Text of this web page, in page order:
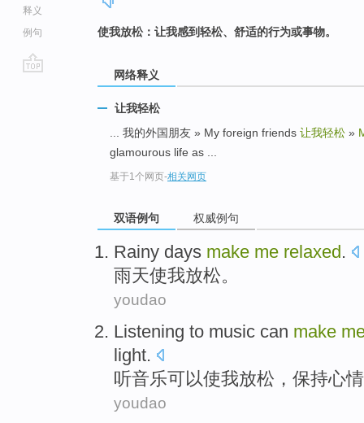
释义
例句
使我放松：让我感到轻松、舒适的行为或事物。
网络释义
让我轻松
... 我的外国朋友 » My foreign friends 让我轻松 »
glamourous life as ...
基于1个网页-相关网页
双语例句 权威例句
Rainy days make me relaxed .
雨天使我放松。
youdao
Listening to music can make
light.
听音乐可以使我放松，保持心
youdao